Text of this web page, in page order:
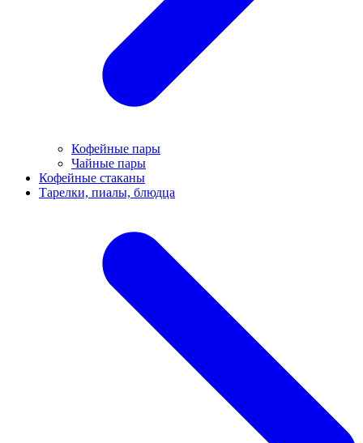
Кофейные пары
Чайные пары
Кофейные стаканы
Тарелки, пиалы, блюдца